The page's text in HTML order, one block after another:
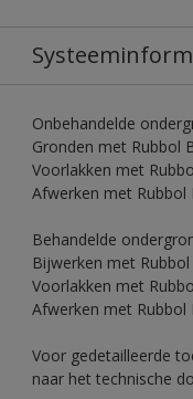
Onbehandelde
Gronden met Rubbol
Voorlakken met
Afwerken met Rubbol
Behandelde
Bijwerken met
Voorlakken met
Afwerken met Rubbol
Voor gedetailleerde
naar het technische